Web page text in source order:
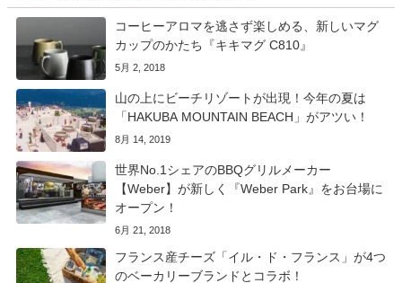
コーヒーアロマを逃さず楽しめる、新しいマグ
カップのかたち『キキマグ C810』
5月 2, 2018
山の上にビーチリゾートが出現！今年の夏は
「HAKUBA MOUNTAIN BEACH」がアツい！
8月 14, 2019
世界No.1シェアのBBQグリルメーカー
【Weber】が新しく『Weber Park』をお台場に
オープン！
6月 21, 2018
フランス産チーズ「イル・ド・フランス」が4つ
のベーカリーブランドとコラボ！